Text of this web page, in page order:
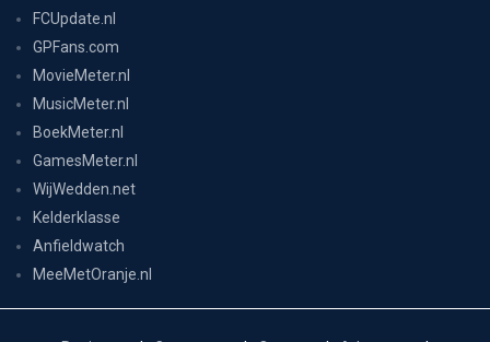
FCUpdate.nl
GPFans.com
MovieMeter.nl
MusicMeter.nl
BoekMeter.nl
GamesMeter.nl
WijWedden.net
Kelderklasse
Anfieldwatch
MeeMetOranje.nl